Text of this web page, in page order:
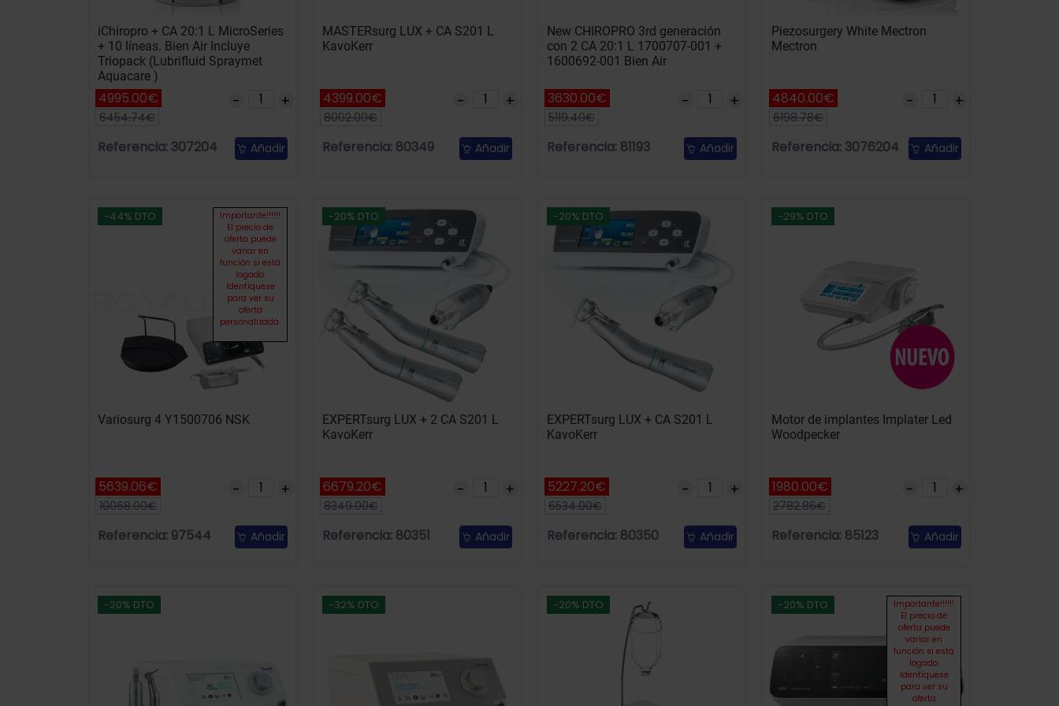
iChiropro + CA 20:1 L MicroSeries
+ 10 líneas. Bien Air Incluye
Triopack (Lubrifluid Spraymet
Aquacare )
4995.00€
6454.74€
Referencia: 307204 Añadir
MASTERsurg LUX + CA S201 L
KavoKerr
4399.00€
8002.00€
Referencia: 80349 Añadir
New CHIROPRO 3rd generación
con 2 CA 20:1 L 1700707-001 +
1600692-001 Bien Air
3630.00€
5119.40€
Referencia: 81193 Añadir
Piezosurgery White Mectron
Mectron
4840.00€
6198.78€
Referencia: 3076204 Añadir
-44% DTO
Importante!!!!!!
El precio de
oferta puede
variar en
función si está
logado.
Identíquese
para ver su
oferta
personalizada.
...
Variosurg 4 Y1500706 NSK
5639.06€
10068.00€
Referencia: 97544 Añadir
-20% DTO
EXPERTsurg LUX + 2 CA S201 L
KavoKerr
6679.20€
8349.00€
Referencia: 80351 Añadir
-20% DTO
EXPERTsurg LUX + CA S201 L
KavoKerr
5227.20€
6534.00€
Referencia: 80350 Añadir
-29% DTO
Motor de implantes Implater Led
Woodpecker
1980.00€
2782.86€
Referencia: 85123 Añadir
-20% DTO -32% DTO -20% DTO -20% DTO
Importante!!!!!!
El precio de
oferta puede
variar en
función si está
logado.
Identíquese
para ver su
oferta